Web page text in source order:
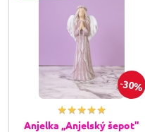
30%
Anjelka ,,Anjelský šepot"